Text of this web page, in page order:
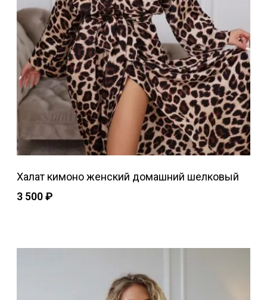
Халат кимоно женский домашний шелковый
3 500₽